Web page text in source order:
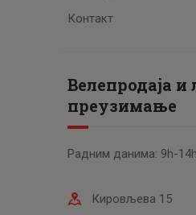
Контакт
Велепродаја и
преузимање
Радним данима: 9h-
Кировљева 15